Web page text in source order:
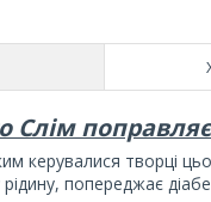
керувалися творці
попереджає